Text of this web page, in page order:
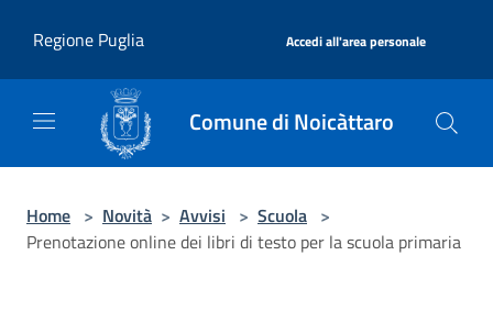
Regione Puglia
Accedi all'area personale
Comune di Noicàttaro
Home > Novità > Avvisi > Scuola >
Prenotazione online dei libri di testo per la scuola primaria